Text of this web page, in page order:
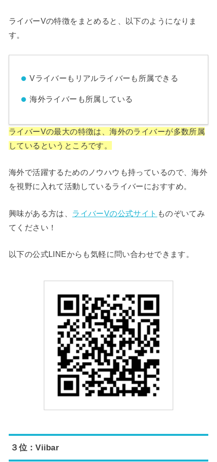
ライバーVの特徴をまとめると、以下のようになりま
す。
Vライバーもリアルライバーも所属できる
海外ライバーも所属している
ライバーVの最大の特徴は、海外のライバーが多数所属
しているというところです。
海外で活躍するためのノウハウも持っているので、海外
を視野に入れて活動しているライバーにおすすめ。
興味がある方は、 ライバーVの公式サイト ものぞいてみ
てください！
以下の公式LINEからも気軽に問い合わせできます。
３位：Viibar